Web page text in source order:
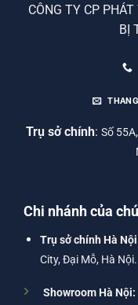
CÔNG TY CP
BỊ
Trụ sở chính: Số
Chi nhánh của
Trụ sở chính Hà Nội
City, Đại Mỗ, Hà Nội.
Showroom Hà Nội: